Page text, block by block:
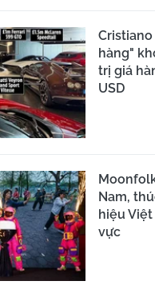
hàng"
trị giá
USD
Nam,
hiệu
vực